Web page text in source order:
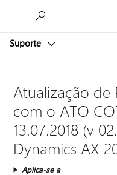
Suporte
Atualização de
com o ATO
13.07.2018 (v
Dynamics AX
Aplica-se a